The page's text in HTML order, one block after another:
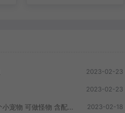
2023-02-23
2023-02-23
手游怪物素材 宠物系统 5个小宠物 可做怪物 含配置文件 以及脚本 2023-02-18